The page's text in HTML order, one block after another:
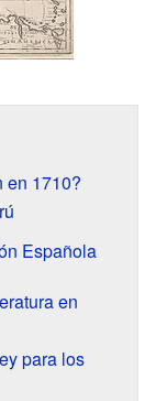
en 1710?
Española
en
para los